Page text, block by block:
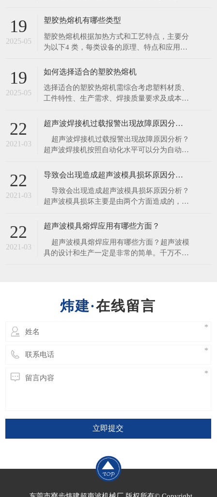
（最常见原因） 检查外部供电链路 确认设备
断电； 测试插座本身是否通电（可插入其他
电器如手机充电器验证），排除插座故障或
19
2025-05
塑胶热熔机有哪些类型
塑胶热熔机根据加热方式和工艺特点，主要分
为以下4 类，每类设备的原理、特点和应用场
一块金属板（热板）至设定温度，将塑料件的
迅速将两塑料件压合，冷却后完成焊接。 特
点 优势：加热面积大、熔深可控，适
19
2025-05
如何选择适合的塑胶热熔机
选择适合的塑胶热熔机需综合考虑塑料材质、
工件特性、生产需求、焊接质量要求及成本预
准匹配设备类型： 一、核心选型维度分析 1.
塑料材质与焊接特性 热塑性塑料（如 PP、
PE、ABS、PC）：适合所有热熔工艺（热
板、热气、超声波、红外）。 热固性塑料
22
2021-03
超声波焊接机过载报警出现故障原因分析？
​ 超声波焊接机过载报警出现故障原因分析？
超声波焊接机按照自动化水平可以分为自动焊
于现代化企业来讲，自动化水平越高越有利于
企业流水线生产，所以自动焊接机的使用是企
业未来的一个趋势。​ 1、空载测试：
22
2021-03
导致会出现造成超声波模具损坏原因分析？
​ 导致会出现造成超声波模具损坏原因分析？
超声波模具损坏主要是由两个方面造成的，是
料的选择，详细原因介绍如下。​ 1、超声波
频率整形等在使用过程中，超声波能量未完全
释放
22
2021-03
超声波模具熔焊应用有哪些方面？
​ 超声波模具熔焊应用有哪些方面？超声波模
具的设计和生产一定是非常的简单。千万不要
在线留言
立即提交